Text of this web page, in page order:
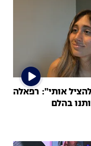
אותי": רפאלה
בהלם